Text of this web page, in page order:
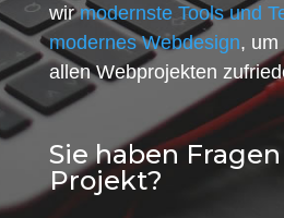
wirmodernste Tools und
modernes Webdesign, um
allen Webprojekten
Sie haben
Projekt?